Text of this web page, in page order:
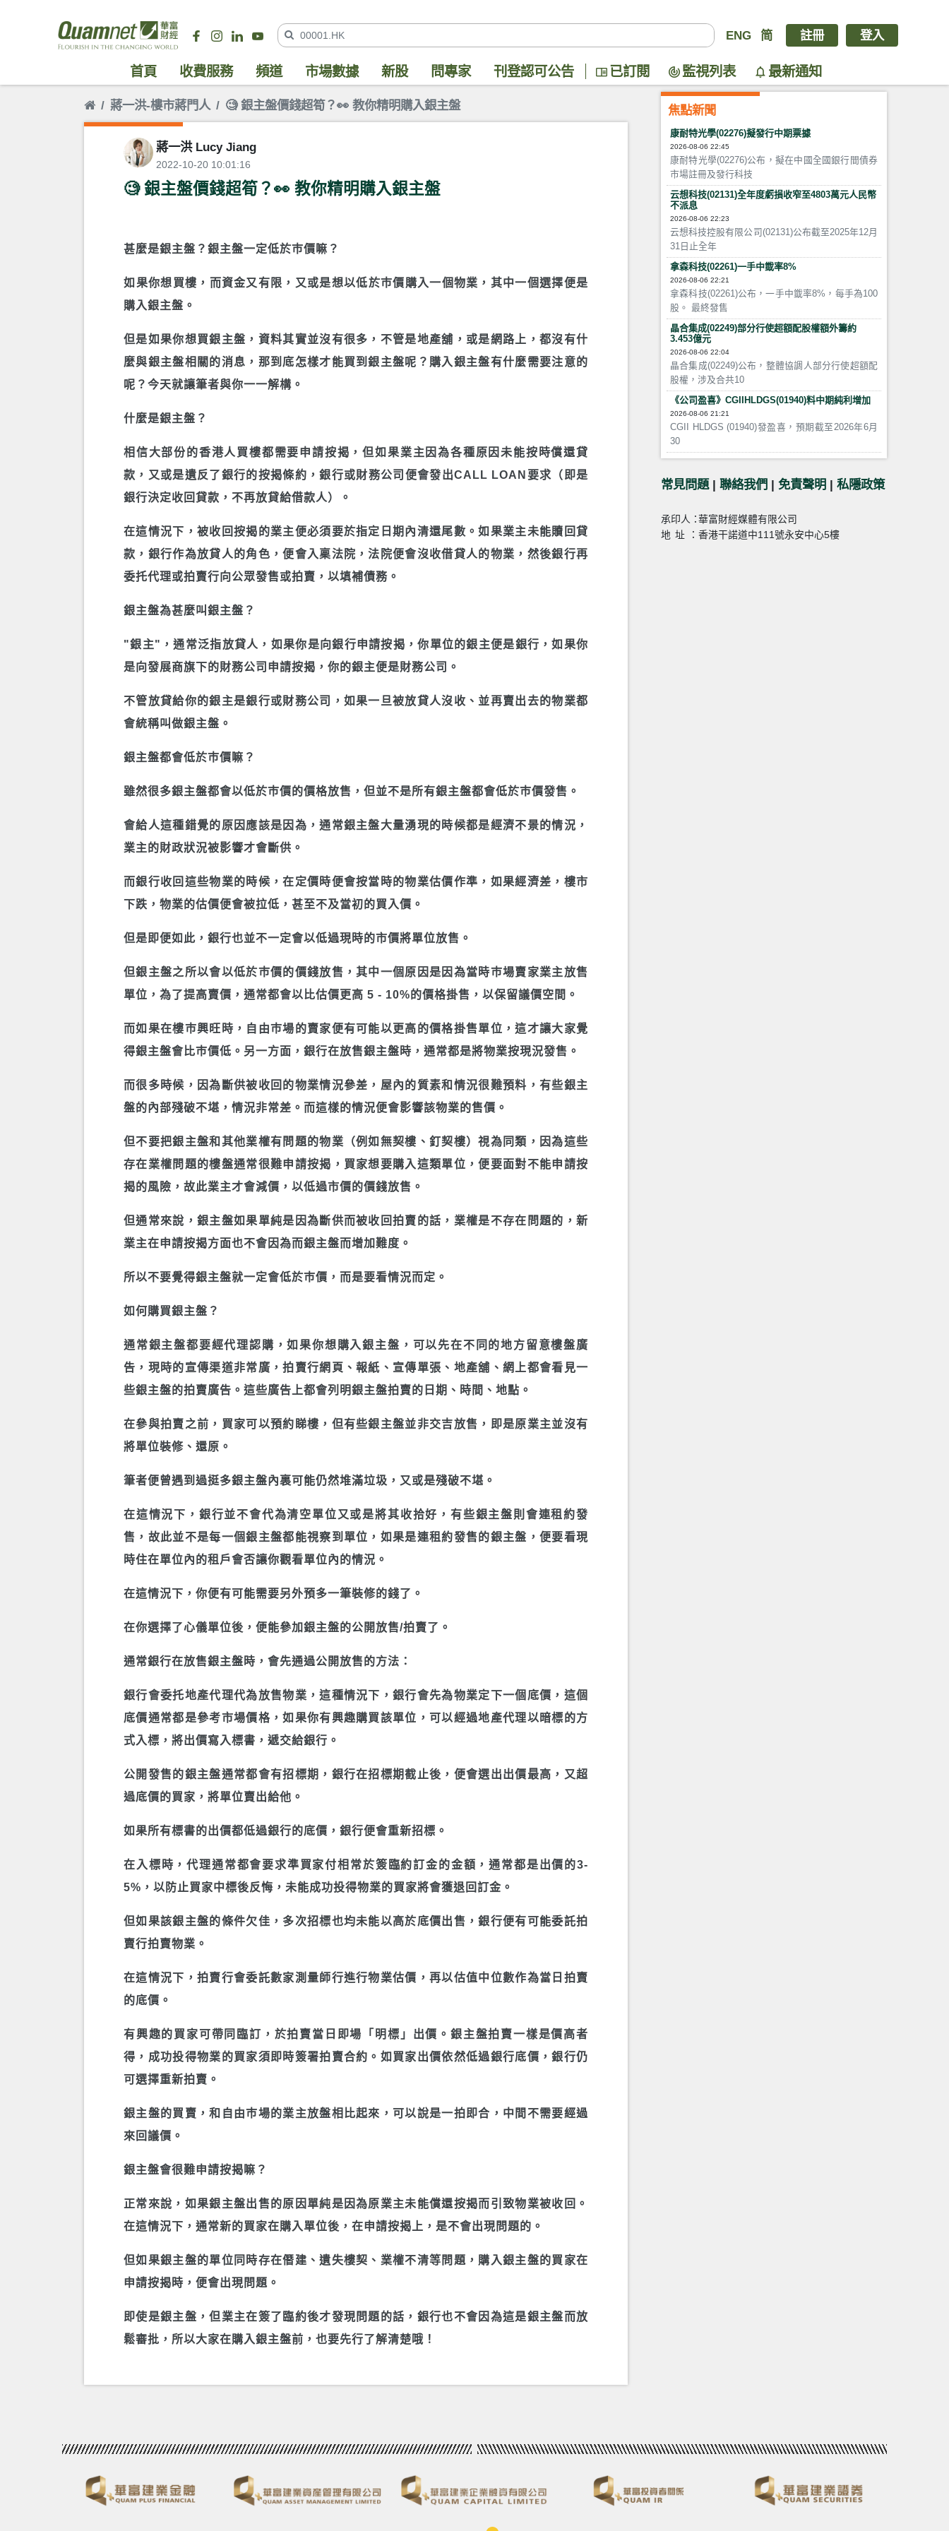
ENG 简 註冊 登入
首頁 收費服務 頻道 市場數據 新股 問專家 刊登認可公告 已訂閱 監視列表 最新通知
蔣一洪-樓市蔣門人 🧐 銀主盤價錢超筍？👀 教你精明購入銀主盤
蔣一洪 Lucy Jiang
2022-10-20 10:01:16
🧐 銀主盤價錢超筍？👀 教你精明購入銀主盤
甚麼是銀主盤？銀主盤一定低於巿價嘛？
​​如果你想買樓，而資金又有限，又或是想以低於巿價購入一個物業，其中一個選擇便是
購入銀主盤。
但是如果你想買銀主盤，資料其實並沒有很多，不管是地產舖，或是網路上，都沒有什
麼與銀主盤相關的消息，那到底怎樣才能買到銀主盤呢？購入銀主盤有什麼需要注意的
呢？今天就讓筆者與你一一解構。
什麼是銀主盤？
相信大部份的香港人買樓都需要申請按揭，但如果業主因為各種原因未能按時償還貸
款，又或是遺反了銀行的按揭條約，銀行或財務公司便會發出CALL LOAN要求（即是
銀行決定收回貸款，不再放貸給借款人）。
在這情況下，被收回按揭的業主便必須要於指定日期內清還尾數。如果業主未能贖回貸
款，銀行作為放貸人的角色，便會入稟法院，法院便會沒收借貸人的物業，然後銀行再
委托代理或拍賣行向公眾發售或拍賣，以填補債務。
銀主盤為甚麼叫銀主盤？
"銀主"，通常泛指放貸人，如果你是向銀行申請按揭，你單位的銀主便是銀行，如果你
是向發展商旗下的財務公司申請按揭，你的銀主便是財務公司。
不管放貸給你的銀主是銀行或財務公司，如果一旦被放貸人沒收、並再賣出去的物業都
會統稱叫做銀主盤。
銀主盤都會低於巿價嘛？
雖然很多銀主盤都會以低於巿價的價格放售，但並不是所有銀主盤都會低於巿價發售。
會給人這種錯覺的原因應該是因為，通常銀主盤大量湧現的時候都是經濟不景的情況，
業主的財政狀況被影響才會斷供。
而銀行收回這些物業的時候，在定價時便會按當時的物業估價作準，如果經濟差，樓市
下跌，物業的估價便會被拉低，甚至不及當初的買入價。
但是即便如此，銀行也並不一定會以低過現時的市價將單位放售。
但銀主盤之所以會以低於巿價的價錢放售，其中一個原因是因為當時巿場賣家業主放售
單位，為了提高賣價，通常都會以比估價更高 5 - 10%的價格掛售，以保留議價空間。
而如果在樓巿興旺時，自由巿場的賣家便有可能以更高的價格掛售單位，這才讓大家覺
得銀主盤會比巿價低。另一方面，銀行在放售銀主盤時，通常都是將物業按現況發售。
而很多時候，因為斷供被收回的物業情況參差，屋內的質素和情況很難預料，有些銀主
盤的內部殘破不堪，情況非常差。而這樣的情況便會影響該物業的售價。
但不要把銀主盤和其他業權有問題的物業（例如無契樓、釘契樓）視為同類，因為這些
存在業權問題的樓盤通常很難申請按揭，買家想要購入這類單位，便要面對不能申請按
揭的風險，故此業主才會減價，以低過市價的價錢放售。
但通常來說，銀主盤如果單純是因為斷供而被收回拍賣的話，業權是不存在問題的，新
業主在申請按揭方面也不會因為而銀主盤而增加難度。
所以不要覺得銀主盤就一定會低於巿價，而是要看情況而定。
如何購買銀主盤？
通常銀主盤都要經代理認購，如果你想購入銀主盤，可以先在不同的地方留意樓盤廣
告，現時的宣傳渠道非常廣，拍賣行網頁、報紙、宣傳單張、地產舖、網上都會看見一
些銀主盤的拍賣廣告。這些廣告上都會列明銀主盤拍賣的日期、時間、地點。
在參與拍賣之前，買家可以預約睇樓，但有些銀主盤並非交吉放售，即是原業主並沒有
將單位裝修、還原。
筆者便曾遇到過挺多銀主盤內裏可能仍然堆滿垃圾，又或是殘破不堪。
在這情況下，銀行並不會代為清空單位又或是將其收拾好，有些銀主盤則會連租約發
售，故此並不是每一個銀主盤都能視察到單位，如果是連租約發售的銀主盤，便要看現
時住在單位內的租戶會否讓你觀看單位內的情況。
在這情況下，你便有可能需要另外預多一筆裝修的錢了。
在你選擇了心儀單位後，便能參加銀主盤的公開放售/拍賣了。
通常銀行在放售銀主盤時，會先通過公開放售的方法：
銀行會委托地產代理代為放售物業，這種情況下，銀行會先為物業定下一個底價，這個
底價通常都是參考市場價格，如果你有興趣購買該單位，可以經過地產代理以暗標的方
式入標，將出價寫入標書，遞交給銀行。
公開發售的銀主盤通常都會有招標期，銀行在招標期截止後，便會選出出價最高，又超
過底價的買家，將單位賣出給他。
如果所有標書的出價都低過銀行的底價，銀行便會重新招標。
在入標時，代理通常都會要求準買家付相常於簽臨約訂金的金額，通常都是出價的3-
5%，以防止買家中標後反悔，未能成功投得物業的買家將會獲退回訂金。
但如果該銀主盤的條件欠佳，多次招標也均未能以高於底價出售，銀行便有可能委託拍
賣行拍賣物業。
在這情況下，拍賣行會委託數家測量師行進行物業估價，再以估值中位數作為當日拍賣
的底價。
有興趣的買家可帶同臨訂，於拍賣當日即場「明標」出價。銀主盤拍賣一樣是價高者
得，成功投得物業的買家須即時簽署拍賣合約。如買家出價依然低過銀行底價，銀行仍
可選擇重新拍賣。
銀主盤的買賣，和自由巿場的業主放盤相比起來，可以說是一拍即合，中間不需要經過
來回議價。
銀主盤會很難申請按揭嘛？
正常來說，如果銀主盤出售的原因單純是因為原業主未能償還按揭而引致物業被收回。
在這情況下，通常新的買家在購入單位後，在申請按揭上，是不會出現問題的。
但如果銀主盤的單位同時存在僭建、遺失樓契、業權不清等問題，購入銀主盤的買家在
申請按揭時，便會出現問題。
即使是銀主盤，但業主在簽了臨約後才發現問題的話，銀行也不會因為這是銀主盤而放
鬆審批，所以大家在購入銀主盤前，也要先行了解清楚哦！
焦點新聞
康耐特光學(02276)擬發行中期票據
2026-08-06 22:45
康耐特光學(02276)公布，擬在中國全國銀行間債券
市場註冊及發行科技
云想科技(02131)全年度虧損收窄至4803萬元人民幣
不派息
2026-08-06 22:23
云想科技控股有限公司(02131)公布截至2025年12月
31日止全年
拿森科技(02261)一手中韱率8%
2026-08-06 22:21
拿森科技(02261)公布，一手中韱率8%，每手為100
股。 最終發售
晶合集成(02249)部分行使超額配股權額外籌約
3.453億元
2026-08-06 22:04
晶合集成(02249)公布，整體協調人部分行使超額配
股權，涉及合共10
《公司盈喜》CGIIHLDGS(01940)料中期純利增加
2026-08-06 21:21
CGII HLDGS (01940)發盈喜，預期截至2026年6月
30
常見問題 | 聯絡我們 | 免責聲明 | 私隱政策
承印人：華富財經媒體有限公司
地址：香港干諾道中111號永安中心5樓